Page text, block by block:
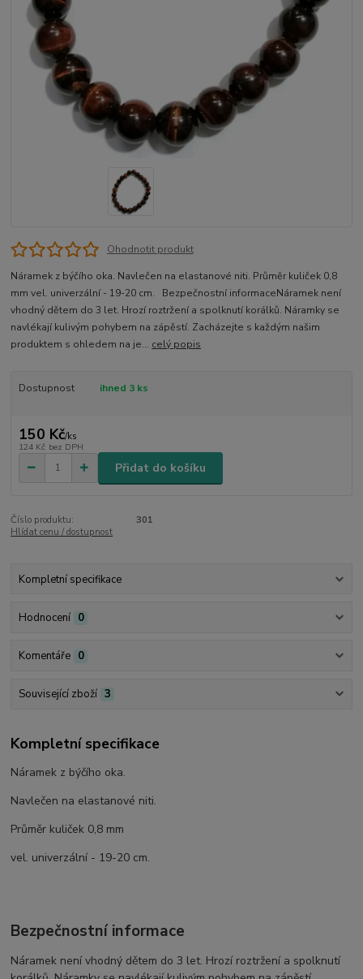
Ohodnotit produkt
Náramek z býčího oka. Navlečen na elastanové niti. Průměr kuliček 0,8
mm vel. univerzální - 19-20 cm. Bezpečnostní informaceNáramek není
vhodný dětem do 3 let. Hrozí roztržení a spolknutí korálků. Náramky se
navlékají kulivým pohybem na zápěstí. Zacházejte s každým našim
produktem s ohledem na je... celý popis
Dostupnost ihned 3 ks
150 Kč/ks
124 Kč bez DPH
Přidat do košíku
Číslo produktu:
301
Hlídat cenu / dostupnost
Kompletní specifikace
Hodnocení 0
Komentáře 0
Související zboží 3
Kompletní specifikace
Náramek z býčího oka.
Navlečen na elastanové niti.
Průměr kuliček 0,8 mm
vel. univerzální - 19-20 cm.
Bezpečnostní informace
Náramek není vhodný dětem do 3 let. Hrozí roztržení a spolknutí